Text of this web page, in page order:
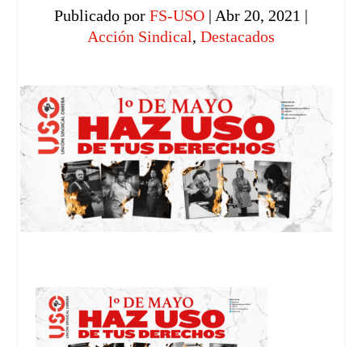
Publicado por FS-USO | Abr 20, 2021 |
Acción Sindical, Destacados